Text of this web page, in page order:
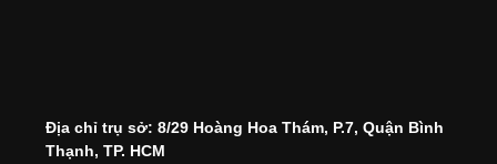
Địa chỉ trụ sở: 8/29 Hoàng Hoa Thám, P.7, Quận Bình
Thạnh, TP. HCM